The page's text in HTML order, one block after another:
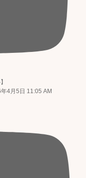
4月5日 11:05 AM